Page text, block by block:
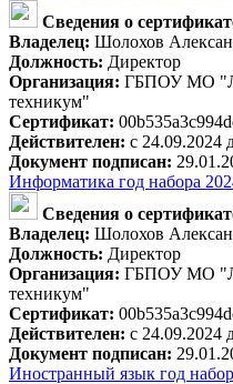
Сведения о
Владелец: Шолохов
Должность: Директор
Организация: ГБПОУ МО
техникум"
Сертификат:
Действителен: с 24.09.2024
Документ подписан:
Информатика год набора
Сведения о
Владелец: Шолохов
Должность: Директор
Организация: ГБПОУ МО
техникум"
Сертификат:
Действителен: с 24.09.2024
Документ подписан:
Иностранный язык год